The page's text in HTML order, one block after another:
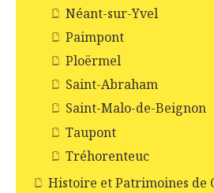
Néant-sur-Yvel
Paimpont
Ploërmel
Saint-Abraham
Saint-Malo-de-Beignon
Taupont
Tréhorenteuc
Histoire et Patrimoines de